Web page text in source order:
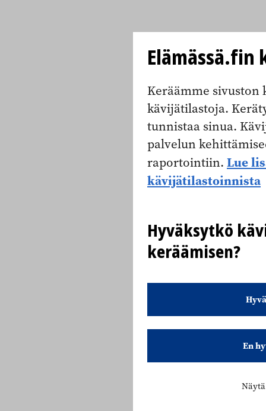
Keräämme sivuston
kävijätilastoja.
tunnistaa sinua.
palvelun
raportointiin. Lue
kävijätilastoinnista
Hyväksytkö
keräämisen?
En